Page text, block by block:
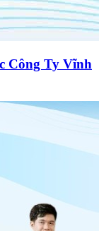
Công Ty Vĩnh